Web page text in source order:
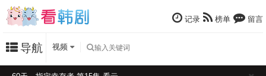
记录 榜单 留言
导航 视频